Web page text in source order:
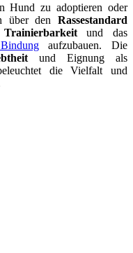
Hund zu adoptieren oder
über den Rassestandard
Trainierbarkeitund das
aufzubauen. Die
und Eignung als
die Vielfalt und